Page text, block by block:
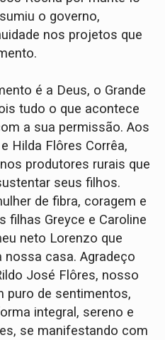
o governo,
nos projetos que
é a Deus, o Grande
tudo o que acontece
a sua permissão. Aos
Hilda Flôres Corrêa,
produtores rurais que
seus filhos.
de fibra, coragem e
filhas Greyce e Caroline
neto Lorenzo que
nossa casa. Agradeço
José Flôres, nosso
puro de sentimentos,
integral, sereno e
se manifestando com